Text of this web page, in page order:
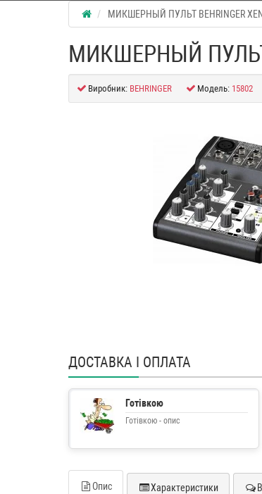
МИКШЕРНЫЙ ПУЛЬТ BEHRINGER
МИКШЕРНЫЙ ПУЛЬТ
Виробник: BEHRINGER Модель: 15802
ДОСТАВКА І ОПЛАТА
Готівкою
Готівкою - опис
Опис Характеристики